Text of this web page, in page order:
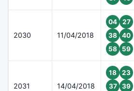
2030 11/04/2018
04
27
38
40
58
59
2031 14/04/2018
18
23
37
39